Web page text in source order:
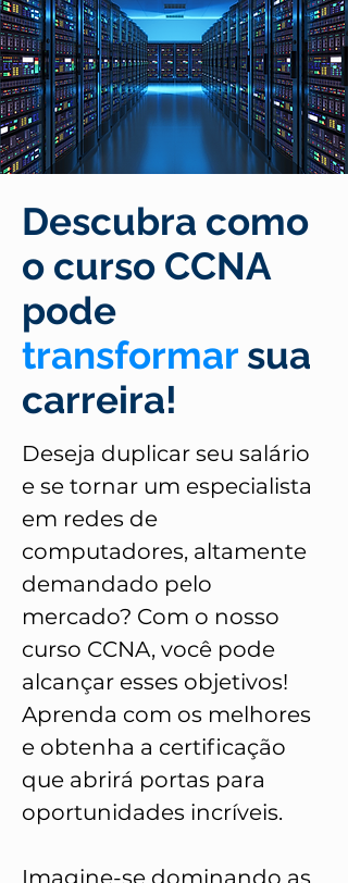
Descubra como
o curso CCNA
pode
transformar sua
carreira!
Deseja duplicar seu salário
e se tornar um especialista
em redes de
computadores, altamente
demandado pelo
mercado? Com o nosso
curso CCNA, você pode
alcançar esses objetivos!
Aprenda com os melhores
e obtenha a certificação
que abrirá portas para
oportunidades incríveis.
Imagine-se dominando as